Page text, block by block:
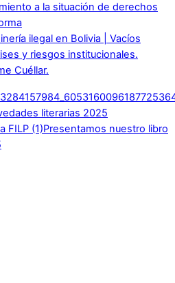
a la situación de derechos
ilegal en Bolivia | Vacíos
y riesgos institucionales.
Cuéllar.
literarias 2025
Presentamos nuestro libro